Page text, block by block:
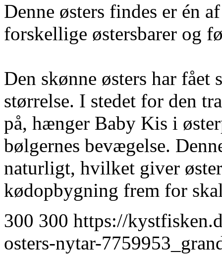
Denne østers findes er én
forskellige østersbarer og
Den skønne østers har
størrelse. I stedet for den
på, hænger Baby Kis i
bølgernes bevægelse.
naturligt, hvilket giver
kødopbygning frem for
300 300 https://
osters-nytar-